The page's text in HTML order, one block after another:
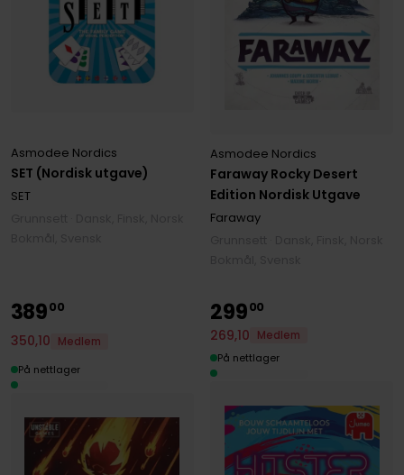
SET (Nordisk utgave)
Asmodee Nordics
SET
Faraway Rocky Desert
Edition Nordisk Utgave
Asmodee Nordics
Faraway
38900
350,10
Medlem
På nettlager
29900
269,10
Medlem
På nettlager